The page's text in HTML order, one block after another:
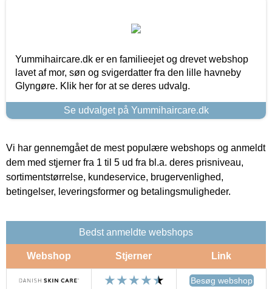
Yummihaircare.dk er en familieejet og drevet webshop
lavet af mor, søn og svigerdatter fra den lille havneby
Glyngøre. Klik her for at se deres udvalg.
Se udvalget på Yummihaircare.dk
Vi har gennemgået de mest populære webshops og anmeldt
dem med stjerner fra 1 til 5 ud fra bl.a. deres prisniveau,
sortimentstørrelse, kundeservice, brugervenlighed,
betingelser, leveringsformer og betalingsmuligheder.
Bedst anmeldte webshops
Webshop Stjerner Link
Besøg webshop